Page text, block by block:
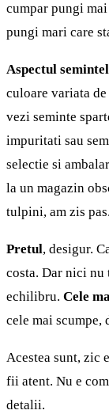
cumpar pungi
pungi mari care
Aspectul
culoare variata
vezi seminte
impuritati sau
selectie si
la un magazin
tulpini, am zis pas.
Pretul, desigur.
costa. Dar nici nu
echilibru. Cele
cele mai scumpe,
Acestea sunt, zic
fii atent. Nu e
detalii.